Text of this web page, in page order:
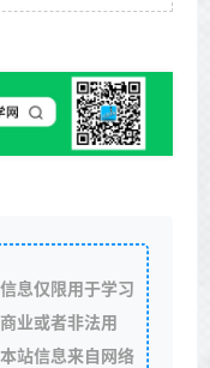
息仅限用于学习
业或者非法用
站信息来自网络